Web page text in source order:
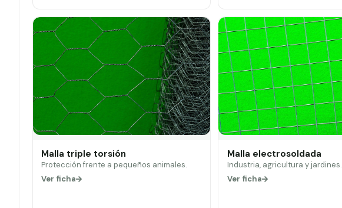
Malla triple torsión
Protección frente a pequeños animales.
Ver ficha
Malla electrosoldada
Industria, agricultura y jardines.
Ver ficha